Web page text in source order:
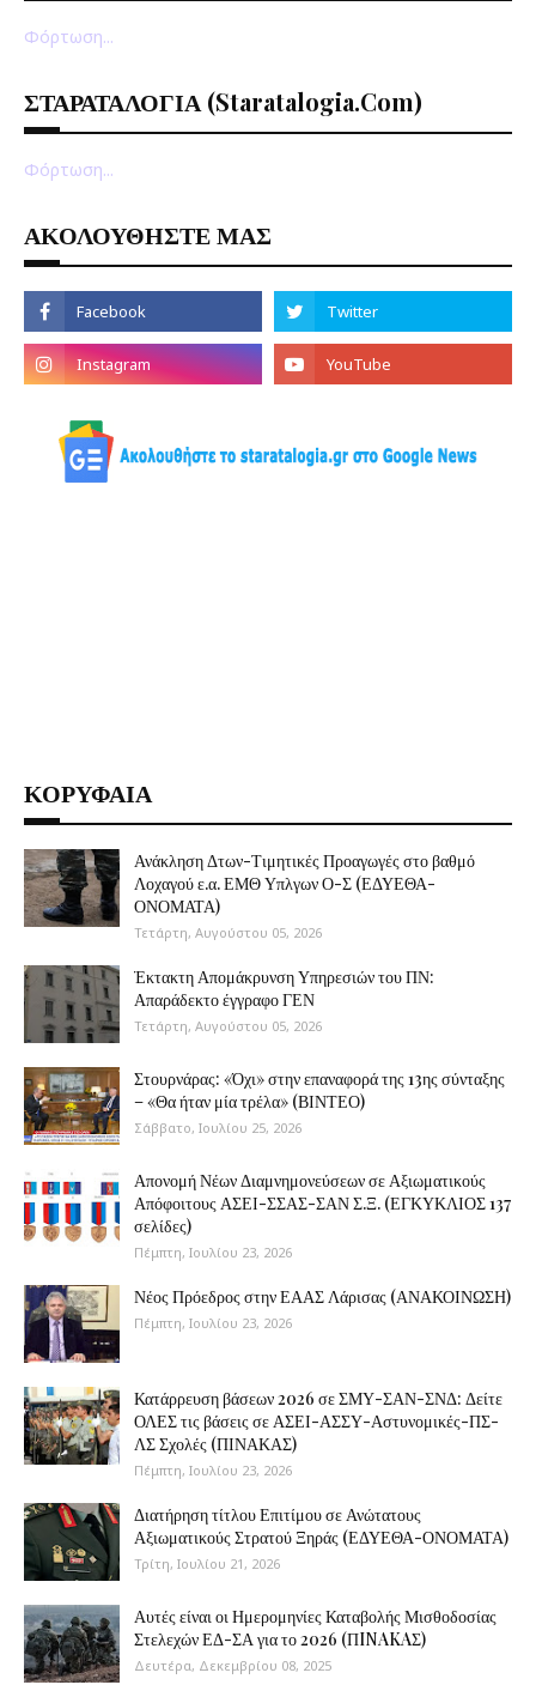
Φόρτωση...
ΣΤΑΡΑΤΑΛΟΓΙΑ (staratalogia.com)
Φόρτωση...
ΑΚΟΛΟΥΘΗΣΤΕ ΜΑΣ
ΚΟΡΥΦΑΙΑ
Ανάκληση Δτων-Τιμητικές Προαγωγές στο βαθμό
Λοχαγού ε.α. ΕΜΘ Υπλγων Ο-Σ (ΕΔΥΕΘΑ-
ΟΝΟΜΑΤΑ)
Τετάρτη, Αυγούστου 05, 2026
Έκτακτη Απομάκρυνση Υπηρεσιών του ΠΝ:
Απαράδεκτο έγγραφο ΓΕΝ
Τετάρτη, Αυγούστου 05, 2026
Στουρνάρας: «Όχι» στην επαναφορά της 13ης σύνταξης
– «Θα ήταν μία τρέλα» (ΒΙΝΤΕΟ)
Σάββατο, Ιουλίου 25, 2026
Απονομή Νέων Διαμνημονεύσεων σε Αξιωματικούς
Απόφοιτους ΑΣΕΙ-ΣΣΑΣ-ΣΑΝ Σ.Ξ. (ΕΓΚΥΚΛΙΟΣ 137
σελίδες)
Πέμπτη, Ιουλίου 23, 2026
Νέος Πρόεδρος στην ΕΑΑΣ Λάρισας (ΑΝΑΚΟΙΝΩΣΗ)
Πέμπτη, Ιουλίου 23, 2026
Κατάρρευση βάσεων 2026 σε ΣΜΥ-ΣΑΝ-ΣΝΔ: Δείτε
ΟΛΕΣ τις βάσεις σε ΑΣΕΙ-ΑΣΣΥ-Αστυνομικές-ΠΣ-
ΛΣ Σχολές (ΠΙΝΑΚΑΣ)
Πέμπτη, Ιουλίου 23, 2026
Διατήρηση τίτλου Επιτίμου σε Ανώτατους
Αξιωματικούς Στρατού Ξηράς (ΕΔΥΕΘΑ-ΟΝΟΜΑΤΑ)
Τρίτη, Ιουλίου 21, 2026
Αυτές είναι οι Ημερομηνίες Καταβολής Μισθοδοσίας
Στελεχών ΕΔ-ΣΑ για το 2026 (ΠINAKAΣ)
Δευτέρα, Δεκεμβρίου 08, 2025